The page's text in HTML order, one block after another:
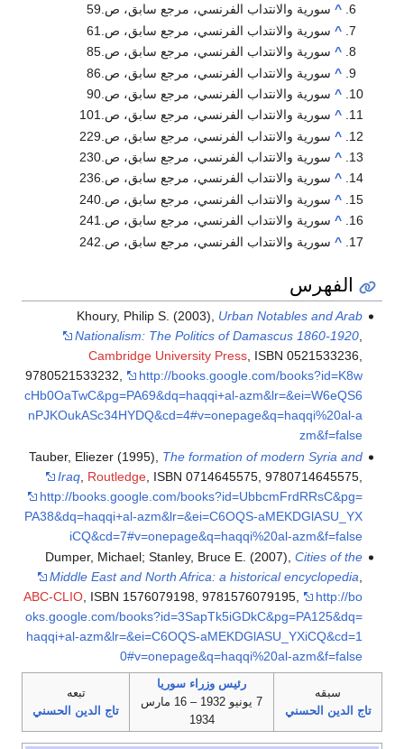
^ سورية والانتداب الفرنسي، مرجع سابق، ص.59
^ سورية والانتداب الفرنسي، مرجع سابق، ص.61
^ سورية والانتداب الفرنسي، مرجع سابق، ص.85
^ سورية والانتداب الفرنسي، مرجع سابق، ص.86
^ سورية والانتداب الفرنسي، مرجع سابق، ص.90
^ سورية والانتداب الفرنسي، مرجع سابق، ص.101
^ سورية والانتداب الفرنسي، مرجع سابق، ص.229
^ سورية والانتداب الفرنسي، مرجع سابق، ص.230
^ سورية والانتداب الفرنسي، مرجع سابق، ص.236
^ سورية والانتداب الفرنسي، مرجع سابق، ص.240
^ سورية والانتداب الفرنسي، مرجع سابق، ص.241
^ سورية والانتداب الفرنسي، مرجع سابق، ص.242
الفهرس
Khoury, Philip S. (2003), Urban Notables and Arab
Nationalism: The Politics of Damascus 1860-1920,
Cambridge University Press, ISBN 0521533236,
9780521533232,
http://books.google.com/books?id=K8w
cHb0OaTwC&pg=PA69&dq=haqqi+al-azm&lr=&ei=W6eQS6
nPJKOukASc34HYDQ&cd=4#v=onepage&q=haqqi%20al-a
zm&f=false
Tauber, Eliezer (1995), The formation of modern Syria and
Iraq, Routledge, ISBN 0714645575, 9780714645575,
http://books.google.com/books?id=UbbcmFrdRRsC&pg=
PA38&dq=haqqi+al-azm&lr=&ei=C6OQS-aMEKDGlASU_YX
iCQ&cd=7#v=onepage&q=haqqi%20al-azm&f=false
Dumper, Michael; Stanley, Bruce E. (2007), Cities of the
Middle East and North Africa: a historical encyclopedia
ABC-CLIO, ISBN 1576079198, 9781576079195,
http://bo
oks.google.com/books?id=3SapTk5iGDkC&pg=PA125&dq=
haqqi+al-azm&lr=&ei=C6OQS-aMEKDGlASU_YXiCQ&cd=1
0#v=onepage&q=haqqi%20al-azm&f=false
سبقه
تاج الدين الحسني
رئيس وزراء سوريا
7 يونيو 1932 – 16 مارس
1934
تبعه
تاج الدين الحسني